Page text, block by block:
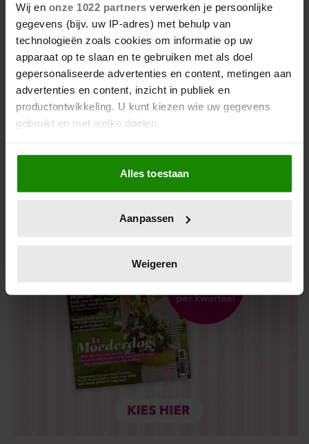
Wij en onze 1022 partners verwerken je persoonlijke
gegevens (bijv. uw IP-adres) met behulp van
technologieën zoals cookies om informatie op uw
apparaat op te slaan en te gebruiken met als doel
gepersonaliseerde advertenties en content, metingen aan
advertenties en content, inzicht in publiek en
productontwikkeling. U kunt kiezen wie uw gegevens
gebruikt en met welke doelen.
Als u het toestaat, willen we ook graag:
Informatie verzamelen over uw geografische locatie,
die tot een paar meter nauwkeurig kan zijn
op specifieke eigenschappen (fingerprinting)
verwerkt en stel uw voorkeuren in het
intrekken in de Cookieverklaring.
We gebruiken cookies om content en advertenties te
personaliseren, om functies voor social media te bieden
en om ons websiteverkeer te analyseren. Ook delen we
informatie over uw gebruik van onze site met onze
partners voor social media, adverteren en analyse. Deze
partners kunnen deze gegevens combineren met andere
Alles toestaan
Aanpassen
Weigeren
De nieuwe Mijn Geheim ligt nu in de winkel
Abonneren
Digitaal lezen
Los kopen